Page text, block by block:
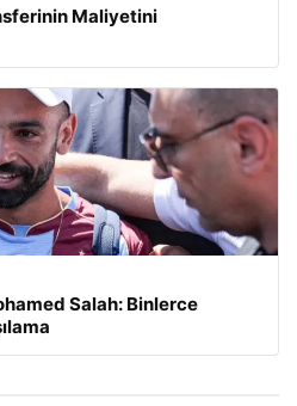
Maliyetini
Salah: Binlerce